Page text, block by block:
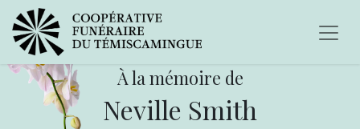
À la mémoire de
Neville Smith